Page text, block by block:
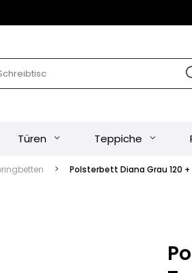
Türen Teppiche
Polsterbett Diana Grau 120